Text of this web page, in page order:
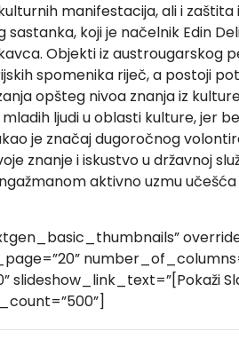
manifestacija, ali i
koji je načelnik Edin
Objekti iz austrougarskog
spomenika riječ, a postoji
opšteg nivoa znanja iz
ljudi u oblasti kulture, jer
je značaj dugoročnog
znanje i iskustvo u državnoj
aktivno uzmu